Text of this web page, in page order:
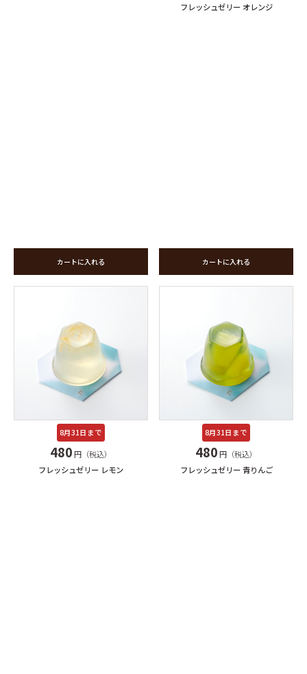
カートに入れる
フレッシュゼリー オレンジ
カートに入れる
8月31日まで
480円（税込）
フレッシュゼリー レモン
8月31日まで
480円（税込）
フレッシュゼリー 青りんご